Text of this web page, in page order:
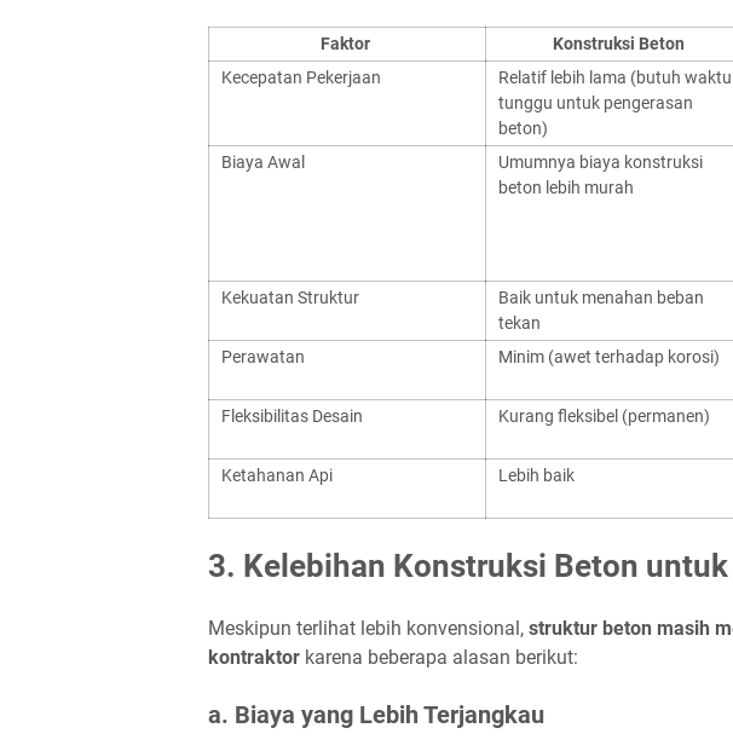
Faktor Konstruksi Beton
Kecepatan Pekerjaan
Relatif lebih lama (butuh waktu
tunggu untuk pengerasan
beton)
Biaya Awal
Umumnya biaya konstruksi
beton lebih murah
Kekuatan Struktur
Baik untuk menahan beban
tekan
Perawatan
Minim (awet terhadap korosi)
Fleksibilitas Desain
Kurang fleksibel (permanen)
Ketahanan Api
Lebih baik
3. Kelebihan Konstruksi Beton
Meskipun terlihat lebih konvensional, struktur beton masih
kontraktor karena beberapa alasan berikut:
a. Biaya yang Lebih Terjangkau